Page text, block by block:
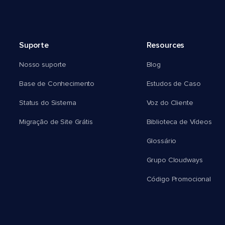
Suporte
Nosso suporte
Base de Conhecimento
Status do Sistema
Migração de Site Grátis
Resources
Blog
Estudos de Caso
Voz do Cliente
Biblioteca de Vídeos
Glossário
Grupo Cloudways
Código Promocional